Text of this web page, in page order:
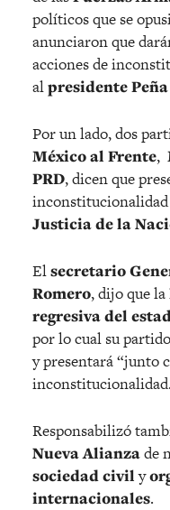
políticos que se
anunciaron que
acciones de
alpresidente
Por un lado, dos
México al Frente,
PRD, dicen que
Justicia de la
Elsecretario
Romero, dijo que la
regresiva del
por lo cual su
y presentará “junto
inconstitucionalidad.
Responsabilizó
Nueva Alianzade
sociedad civily
internacionales.